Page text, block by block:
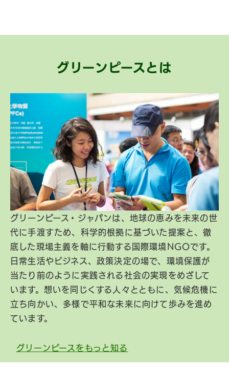
グリーンピースとは
グリーンピース・ジャパンは、地球の恵みを未来の世
代に手渡すため、科学的根拠に基づいた提案と、徹
底した現場主義を軸に行動する国際環境NGOです。
日常生活やビジネス、政策決定の場で、環境保護が
当たり前のように実践される社会の実現をめざして
います。想いを同じくする人々とともに、気候危機に
立ち向かい、多様で平和な未来に向けて歩みを進め
ています。
グリーンピースをもっと知る